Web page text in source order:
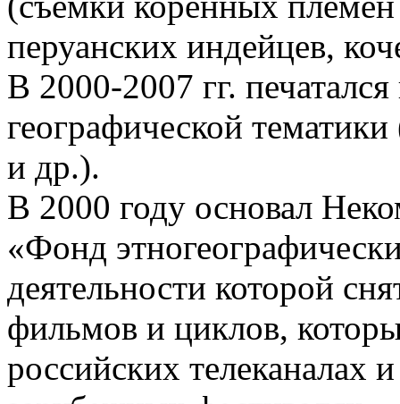
перуанских индейцев,
В 2000-2007 гг.
географической
и др.).
В 2000 году основал
«Фонд
деятельности которой
фильмов и циклов,
российских телеканалах